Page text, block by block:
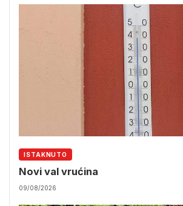
ISTAKNUTO
Novi val vrućina
09/08/2026